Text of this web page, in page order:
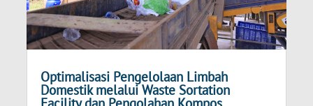
Optimalisasi Pengelolaan Limbah
Domestik melalui Waste Sortation